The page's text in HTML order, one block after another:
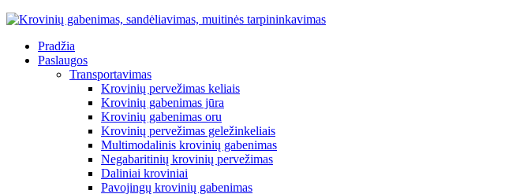
Pradžia
Paslaugos
Transportavimas
Krovinių pervežimas keliais
Krovinių gabenimas jūra
Krovinių gabenimas oru
Krovinių pervežimas geležinkeliais
Multimodalinis krovinių gabenimas
Negabaritinių krovinių pervežimas
Daliniai kroviniai
Pavojingų krovinių gabenimas